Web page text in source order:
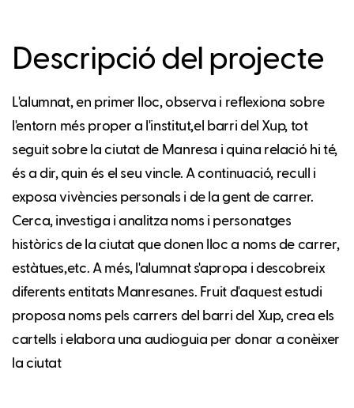
Descripció del projecte
L'alumnat, en primer lloc, observa i reflexiona sobre
l'entorn més proper a l'institut,el barri del Xup, tot
seguit sobre la ciutat de Manresa i quina relació hi té,
és a dir, quin és el seu vincle. A continuació, recull i
exposa vivències personals i de la gent de carrer.
Cerca, investiga i analitza noms i personatges
històrics de la ciutat que donen lloc a noms de carrer,
estàtues,etc. A més, l'alumnat s'apropa i descobreix
diferents entitats Manresanes. Fruit d'aquest estudi
proposa noms pels carrers del barri del Xup, crea els
cartells i elabora una audioguia per donar a conèixer
la ciutat